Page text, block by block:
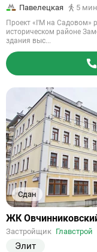
Павелецкая
5
Проект «I'M на Садовом»
историческом районе
здания выс...
Сдан
Ссылка
объект
ЖК
Застройщик Главстрой
Элит